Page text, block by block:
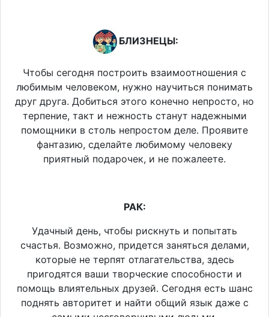
БЛИЗНЕЦЫ:
Чтобы сегодня построить взаимоотношения с
любимым человеком, нужно научиться понимать
друг друга. Добиться этого конечно непросто, но
терпение, такт и нежность станут надежными
помощники в столь непростом деле. Проявите
фантазию, сделайте любимому человеку
приятный подарочек, и не пожалеете.
РАК:
Удачный день, чтобы рискнуть и попытать
счастья. Возможно, придется заняться делами,
которые не терпят отлагательства, здесь
пригодятся ваши творческие способности и
помощь влиятельных друзей. Сегодня есть шанс
поднять авторитет и найти общий язык даже с